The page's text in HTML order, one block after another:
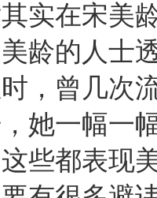
实在宋美
龄的人士
，曾几次
她一幅一
些都表现